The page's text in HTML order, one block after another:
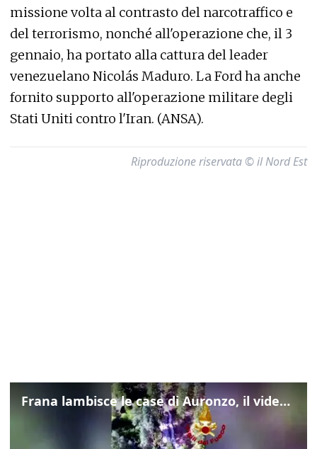
missione volta al contrasto del narcotraffico e
del terrorismo, nonché all'operazione che, il 3
gennaio, ha portato alla cattura del leader
venezuelano Nicolás Maduro. La Ford ha anche
fornito supporto all'operazione militare degli
Stati Uniti contro l'Iran. (ANSA).
Riproduzione riservata © il Nord Est
Frana lambisce le case di Auronzo, il video dall'elicottero dei vigili del fuoco